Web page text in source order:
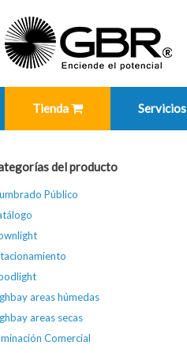
Tienda Servicios
del producto
Público
areas húmedas
areas secas
Comercial